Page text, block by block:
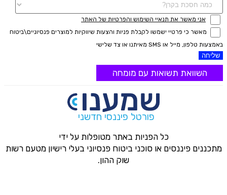
אני מאשר את תנאיי השימוש והפרטיות של האתר
מאשר כי פרטיי ישמשו לקבלת פניות והצעות שיווקיות למוצרים פנסיוניים\ביטוח
באמצעות טלפון, מייל או SMS מאיתנו או צד שלישי
שליחה
השוואת תשואות עם מומחה
פורטל פיננסי חדשני
כל הפניות באתר מטופלות על ידי
מתכננים פיננסים או סוכני ביטוח פנסיוני בעלי רישיון מטעם רשות
שוק ההון.